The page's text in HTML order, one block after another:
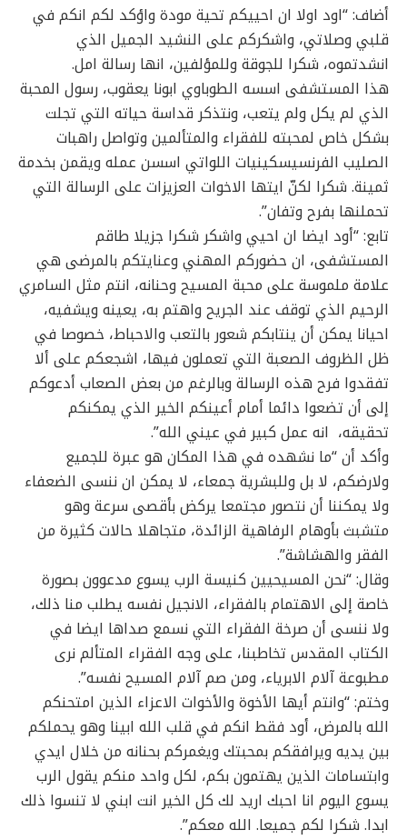
أضاف: “اود اولا ان احييكم تحية مودة واؤكد لكم انكم في
قلبي وصلاتي، واشكركم على النشيد الجميل الذي
انشدتموه، شكرا للجوقة وللمؤلفين، انها رسالة امل.
هذا المستشفى اسسه الطوباوي ابونا يعقوب، رسول المحبة
الذي لم يكل ولم يتعب، ونتذكر قداسة حياته التي تجلت
بشكل خاص لمحبته للفقراء والمتألمين وتواصل راهبات
الصليب الفرنسيسكينيات اللواتي اسسن عمله ويقمن بخدمة
ثمينة. شكرا لكنّ ايتها الاخوات العزيزات على الرسالة التي
تحملنها بفرح وتفان”.
تابع: “أود ايضا ان احيي واشكر شكرا جزيلا طاقم
المستشفى، ان حضوركم المهني وعنايتكم بالمرضى هي
علامة ملموسة على محبة المسيح وحنانه، انتم مثل السامري
الرحيم الذي توقف عند الجريح واهتم به، يعينه ويشفيه،
احيانا يمكن أن ينتابكم شعور بالتعب والاحباط، خصوصا في
ظل الظروف الصعبة التي تعملون فيها، اشجعكم على ألا
تفقدوا فرح هذه الرسالة وبالرغم من بعض الصعاب أدعوكم
إلى أن تضعوا دائما أمام أعينكم الخير الذي يمكنكم
تحقيقه، انه عمل كبير في عيني الله”.
وأكد أن “ما نشهده في هذا المكان هو عبرة للجميع
ولارضكم، لا بل وللبشرية جمعاء، لا يمكن ان ننسى الضعفاء
ولا يمكننا أن نتصور مجتمعا يركض بأقصى سرعة وهو
متشبث بأوهام الرفاهية الزائدة، متجاهلا حالات كثيرة من
الفقر والهشاشة”.
وقال: “نحن المسيحيين كنيسة الرب يسوع مدعوون بصورة
خاصة إلى الاهتمام بالفقراء، الانجيل نفسه يطلب منا ذلك،
ولا ننسى أن صرخة الفقراء التي نسمع صداها ايضا في
الكتاب المقدس تخاطبنا، على وجه الفقراء المتألم نرى
مطبوعة آلام الابرياء، ومن صم آلام المسيح نفسه”.
وختم: “وانتم أيها الأخوة والأخوات الاعزاء الذين امتحنكم
الله بالمرض، أود فقط انكم في قلب الله ابينا وهو يحملكم
بين يديه ويرافقكم بمحبتك ويغمركم بحنانه من خلال ايدي
وابتسامات الذين يهتمون بكم، لكل واحد منكم يقول الرب
يسوع اليوم انا احبك اريد لك كل الخير انت ابني لا تنسوا ذلك
ابدا. شكرا لكم جميعا. الله معكم”.